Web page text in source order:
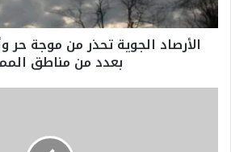
ا
ل
الأرصاد الجوية تحذر من موجة حر
بعدد من مناطق